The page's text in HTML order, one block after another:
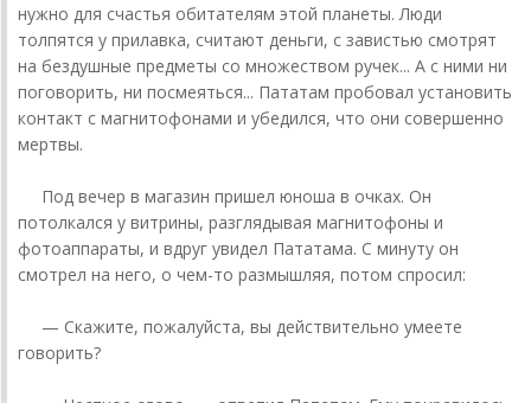
нужно для счастья обитателям этой планеты. Люди
толпятся у прилавка, считают деньги, с завистью смотрят
на бездушные предметы со множеством ручек... А с ними ни
поговорить, ни посмеяться... Пататам пробовал установить
контакт с магнитофонами и убедился, что они совершенно
мертвы.
Под вечер в магазин пришел юноша в очках. Он
потолкался у витрины, разглядывая магнитофоны и
фотоаппараты, и вдруг увидел Пататама. С минуту он
смотрел на него, о чем-то размышляя, потом спросил:
— Скажите, пожалуйста, вы действительно умеете
говорить?